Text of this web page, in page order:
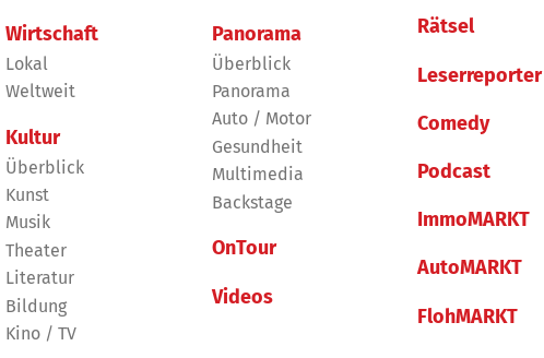
Wirtschaft
Lokal
Weltweit
Kultur
Überblick
Kunst
Musik
Theater
Literatur
Bildung
Kino / TV
Panorama
Überblick
Panorama
Auto / Motor
Gesundheit
Multimedia
Backstage
OnTour
Videos
Rätsel
Leserreporter
Comedy
Podcast
ImmoMARKT
AutoMARKT
FlohMARKT